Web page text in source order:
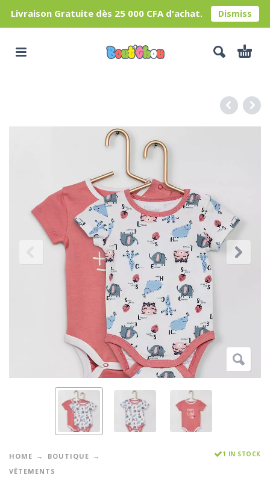
Livraison Gratuite dès 25 000 CFA d'achat. Dismiss
HOME
BOUTIQUE
VÊTEMENTS
1 IN STOCK